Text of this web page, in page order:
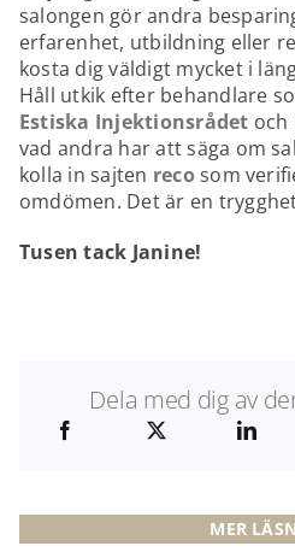
salongen gör andra
erfarenhet, utbildning eller
kosta dig väldigt mycket i
Håll utkik efter behandlare
Estiska Injektionsrådet och
vad andra har att säga om
kolla in sajten reco som
omdömen. Det är en
Tusen tack Janine!
Dela med dig av
MER